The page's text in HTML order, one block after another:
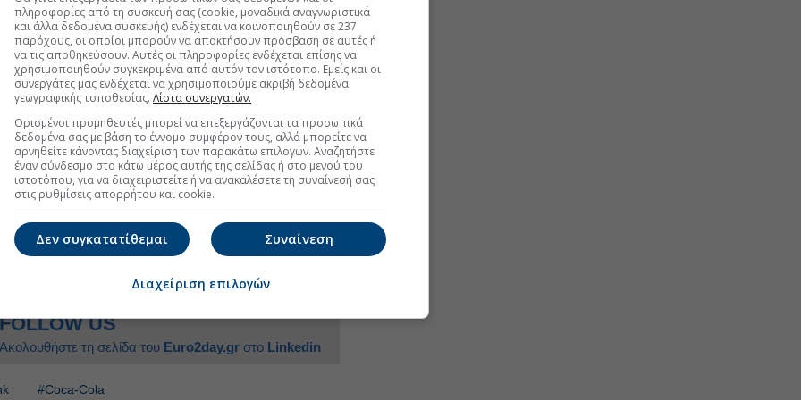
δείκτη P/E να υποχωρεί από 17,8 φορές το 2026
κυρίως στο πώς αποτιμούντη
βλέπει περιορισμένο περιθώριο ανόδου και
χρηματοοικονομικού κόστους. Η Deutsche Bank,
αδυναμία στη μετοχή λόγω των πρόσκαιρων
ευκαιρία τοποθέτησης, καθώς δεν αλλάζει η εικόνα
φανεί πλήρως η συνεισφορά της Coca-Cola
στοGoogle Discover!
εξελίξεις με την υπογραφη εγκυρότητας του Euro2day.gr
FOLLOW US
Ακολουθήστε τη σελίδα του Euro2day.gr στο Linkedin
#Coca-Cola
πληροφορίες από τη συσκευή σας (cookie, μοναδικά αναγνωριστικά
και άλλα δεδομένα συσκευής) ενδέχεται να κοινοποιηθούν σε 237
παρόχους, οι οποίοι μπορούν να αποκτήσουν πρόσβαση σε αυτές ή
να τις αποθηκεύσουν. Αυτές οι πληροφορίες ενδέχεται επίσης να
χρησιμοποιηθούν συγκεκριμένα από αυτόν τον ιστότοπο. Εμείς και οι
συνεργάτες μας ενδέχεται να χρησιμοποιούμε ακριβή δεδομένα
γεωγραφικής τοποθεσίας. Λίστα συνεργατών.
Ορισμένοι προμηθευτές μπορεί να επεξεργάζονται τα προσωπικά
δεδομένα σας με βάση το έννομο συμφέρον τους, αλλά μπορείτε να
αρνηθείτε κάνοντας διαχείριση των παρακάτω επιλογών. Αναζητήστε
έναν σύνδεσμο στο κάτω μέρος αυτής της σελίδας ή στο μενού του
ιστοτόπου, για να διαχειριστείτε ή να ανακαλέσετε τη συναίνεσή σας
στις ρυθμίσεις απορρήτου και cookie.
Συναίνεση
Δεν συγκατατίθεμαι
Διαχείριση επιλογών